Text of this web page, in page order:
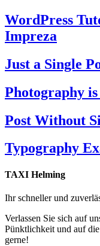
WordPress
Impreza
Just a Single
Photography is
Post Without
Typography
TAXI Helming
Ihr schneller und
Verlassen Sie sich auf
Pünktlichkeit und auf
gerne!